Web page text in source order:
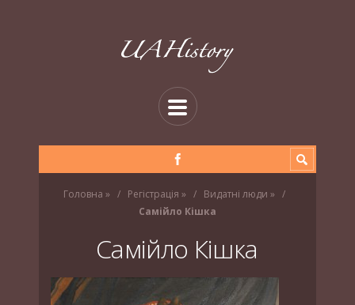
Головна » Регістрація » Видатні люди »
Самійло Кішка
Самійло Кішка